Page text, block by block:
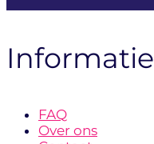
Informatie
FAQ
Over ons